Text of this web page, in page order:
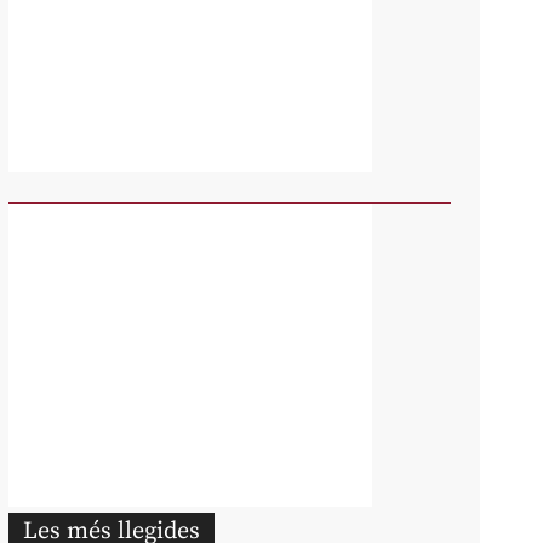
Les més llegides